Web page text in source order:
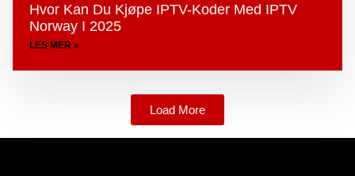
Hvor Kan Du Kjøpe IPTV-Koder Med IPTV
Norway I 2025
LES MER »
Load More